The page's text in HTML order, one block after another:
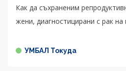
Как да съхраненим
жени, диагностицирани с рак на
УМБАЛ Токуда